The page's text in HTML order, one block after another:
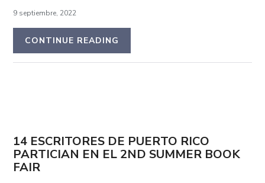
9 septiembre, 2022
CONTINUE READING
14 ESCRITORES DE PUERTO RICO
PARTICIAN EN EL 2ND SUMMER BOOK
FAIR